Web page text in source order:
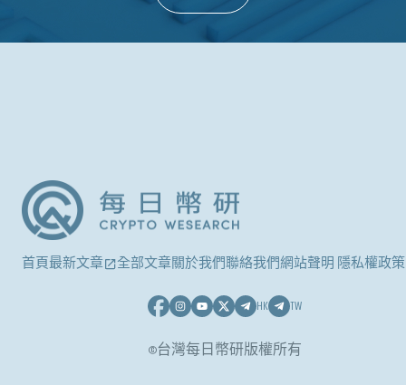
首頁最新文章 全部文章關於我們聯絡我們網站聲明 隱私權政策
HK TW
©台灣每日幣研版權所有